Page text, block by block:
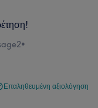
•
Επαληθευμένη αξιολόγηση